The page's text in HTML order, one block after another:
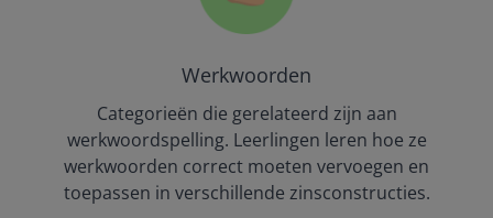
Werkwoorden
Categorieën die gerelateerd zijn aan
werkwoordspelling. Leerlingen leren hoe ze
werkwoorden correct moeten vervoegen en
toepassen in verschillende zinsconstructies.